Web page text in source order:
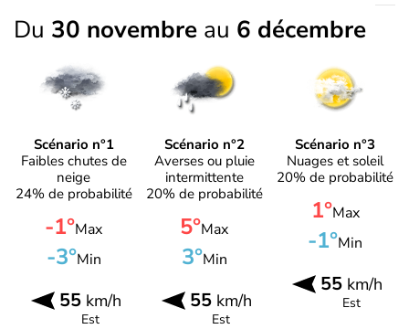
Du 30 novembre au 6 décembre
Scénario n°1
Faibles chutes de
neige
24% de probabilité
-1°Max
-3°Min
55km/h
Est
Scénario n°2
Averses ou pluie
intermittente
20% de probabilité
5°Max
3°Min
55km/h
Est
Scénario n°3
Nuages et soleil
20% de probabilité
1°Max
-1°Min
55 km/h
Est